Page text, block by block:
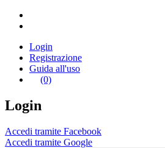
Login
Registrazione
Guida all'uso
(0)
Login
Accedi tramite Facebook
Accedi tramite Google